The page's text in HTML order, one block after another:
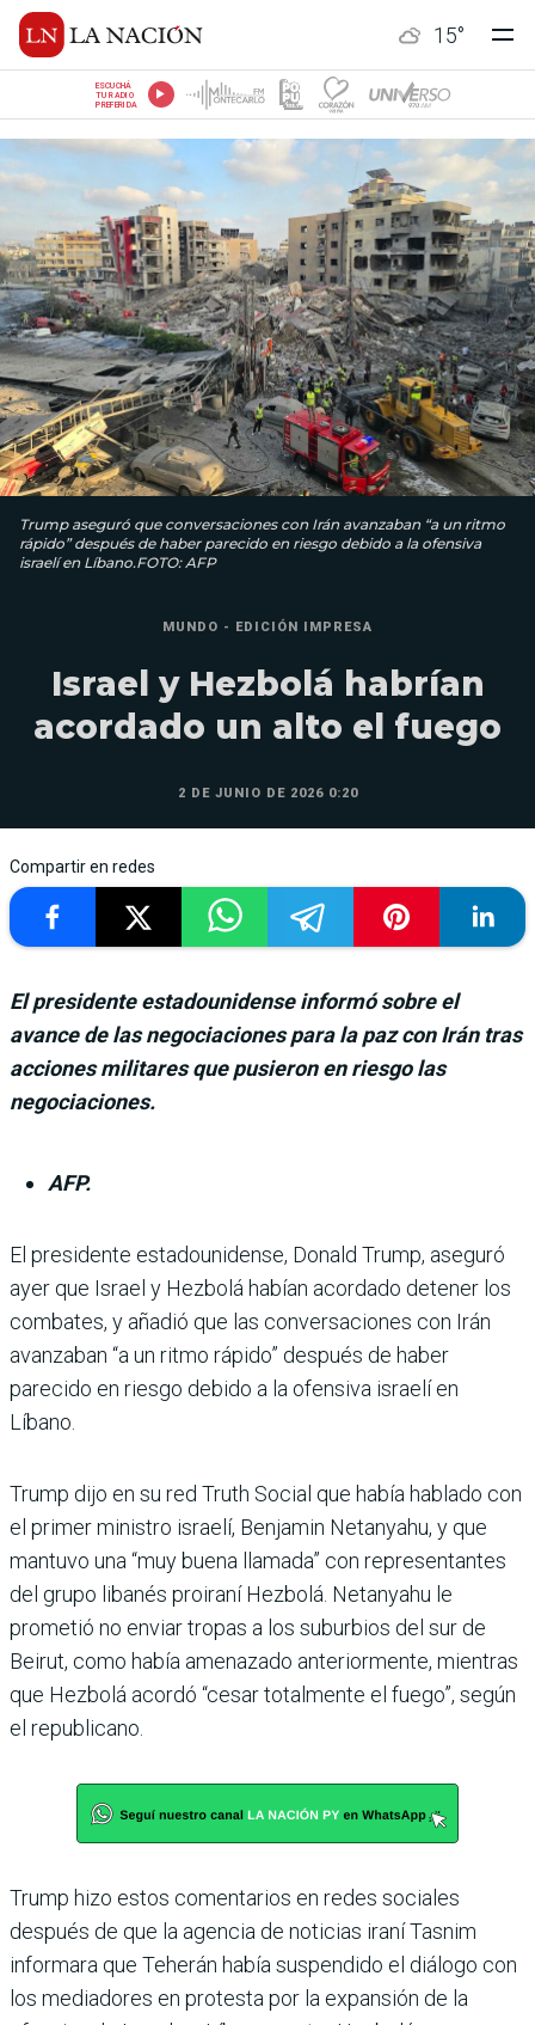
15°
ESCUCHÁ
TU RADIO
PREFERIDA
Trump aseguró que conversaciones con Irán avanzaban “a un ritmo
rápido” después de haber parecido en riesgo debido a la ofensiva
israelí en Líbano.FOTO: AFP
MUNDO - EDICIÓN IMPRESA
Israel y Hezbolá habrían
acordado un alto el fuego
2 DE JUNIO DE 2026 0:20
Compartir en redes
El presidente estadounidense informó sobre el
avance de las negociaciones para la paz con Irán tras
acciones militares que pusieron en riesgo las
negociaciones.
AFP.
El presidente esta­dounidense, Donald Trump, aseguró
ayer que Israel y Hezbolá habían acordado detener los
comba­tes, y añadió que las conver­saciones con Irán
avanzaban “a un ritmo rápido” después de haber
parecido en riesgo debido a la ofensiva israelí en
Líbano.
Trump dijo en su red Truth Social que había hablado con
el primer ministro israelí, Benjamin Netanyahu, y que
mantuvo una “muy buena llamada” con representan­tes
del grupo libanés proi­raní Hezbolá. Netanyahu le
prometió no enviar tropas a los suburbios del sur de
Bei­rut, como había amenazado anteriormente, mientras
que Hezbolá acordó “cesar totalmente el fuego”, según
el republicano.
Trump hizo estos comenta­rios en redes sociales
después de que la agencia de noticias iraní Tasnim
informara que Teherán había suspendido el diálogo con
los mediado­res en protesta por la expan­sión de la